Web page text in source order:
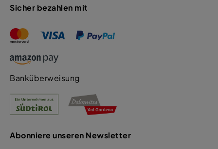
Sicher bezahlen mit
Banküberweisung
Abonniere unseren Newsletter